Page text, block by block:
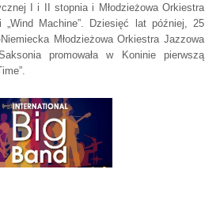
I i II stopnia i Młodzieżowa Orkiestra
„Wind Machine”. Dziesięć lat później, 25
Młodzieżowa Orkiestra Jazzowa
promowała w Koninie pierwszą